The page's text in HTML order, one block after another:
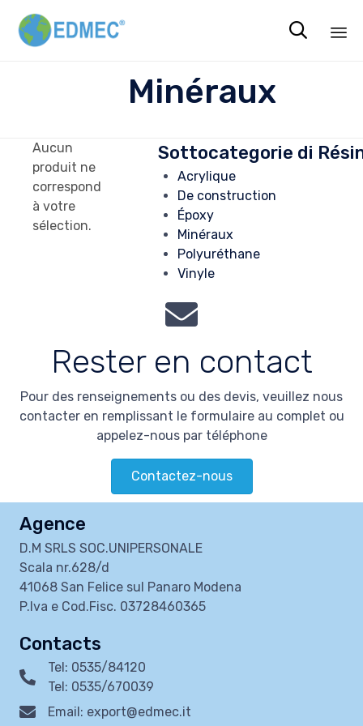

Minéraux
Sottocategorie di
Acrylique
De construction
Époxy
Minéraux
Polyuréthane
Vinyle
Aucun
produit ne
correspond
à votre
sélection.
Rester en contact
Pour des renseignements ou des devis, veuillez nous
contacter en remplissant le formulaire au complet ou
appelez-nous par téléphone
Contactez-nous
Agence
D.M SRLS SOC.UNIPERSONALE
Scala nr.628/d
41068 San Felice sul Panaro Modena
P.Iva e Cod.Fisc. 03728460365
Contacts
Tel: 0535/84120
Tel: 0535/670039
Email: export@edmec.it